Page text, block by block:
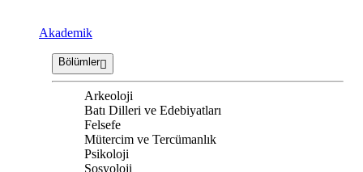
Akademik
Bölümler
Arkeoloji
Batı Dilleri ve Edebiyatları
Felsefe
Mütercim ve Tercümanlık
Psikoloji
Sosyoloji